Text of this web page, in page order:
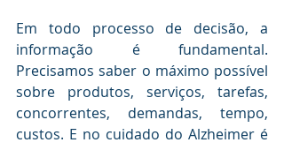
Em todo processo de decisão, a
informação é fundamental.
Precisamos saber o máximo possível
sobre produtos, serviços, tarefas,
concorrentes, demandas, tempo,
custos. E no cuidado do Alzheimer é